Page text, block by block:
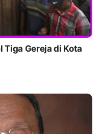
Tiga Gereja di Kota